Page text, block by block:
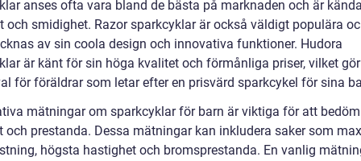
anses ofta vara bland de bästa på marknaden och är
och smidighet. Razor sparkcyklar är också väldigt populära
av sin coola design och innovativa funktioner. Hudora
är känt för sin höga kvalitet och förmånliga priser, vilket
för föräldrar som letar efter en prisvärd sparkcykel för sina
mätningar om sparkcyklar för barn är viktiga för att
och prestanda. Dessa mätningar kan inkludera saker som
högsta hastighet och bromsprestanda. En vanlig